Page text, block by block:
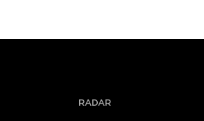
RADAR